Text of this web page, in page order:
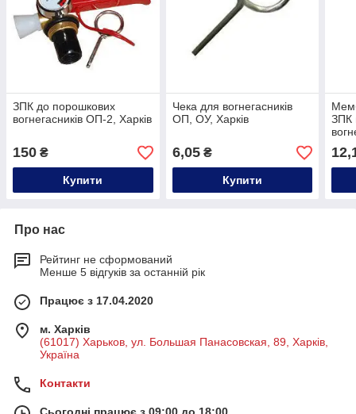
ЗПК до порошкових
вогнегасників ОП-2, Харків
150 ₴
Купити
Чека для вогнегасників
ОП, ОУ, Харків
6,05₴
Купити
ЗПК
Про нас
Рейтинг не сформований
Менше 5 відгуків за останній рік
Працює з 17.04.2020
м. Харків
(61017) Харьков, ул. Большая Панасовская, 89, Харків,
Україна
Контакти